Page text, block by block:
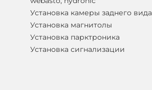
Установка камеры заднего вида
Установка магнитолы
Установка парктроника
Установка сигнализации